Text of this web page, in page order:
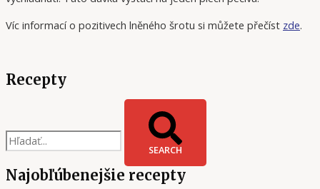
Víc informací o pozitivech lněného šrotu si můžete přečíst zde.
Recepty
SEARCH
Najobľúbenejšie recepty